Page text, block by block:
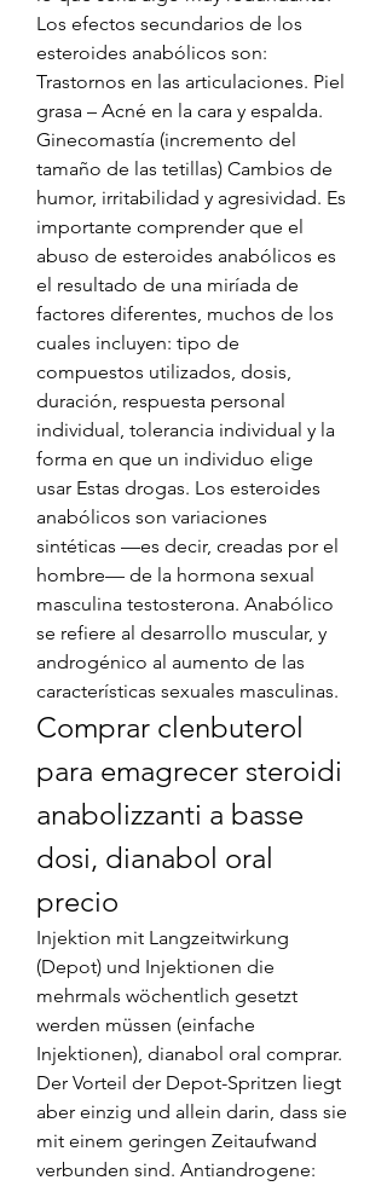
Los efectos secundarios de los
esteroides anabólicos son:
Trastornos en las articulaciones. Piel
grasa – Acné en la cara y espalda.
Ginecomastía (incremento del
tamaño de las tetillas) Cambios de
humor, irritabilidad y agresividad. Es
importante comprender que el
abuso de esteroides anabólicos es
el resultado de una miríada de
factores diferentes, muchos de los
cuales incluyen: tipo de
compuestos utilizados, dosis,
duración, respuesta personal
individual, tolerancia individual y la
forma en que un individuo elige
usar Estas drogas. Los esteroides
anabólicos son variaciones
sintéticas —es decir, creadas por el
hombre— de la hormona sexual
masculina testosterona. Anabólico
se refiere al desarrollo muscular, y
androgénico al aumento de las
características sexuales masculinas.
Comprar clenbuterol
para emagrecer steroidi
anabolizzanti a basse
dosi, dianabol oral
precio
Injektion mit Langzeitwirkung
(Depot) und Injektionen die
mehrmals wöchentlich gesetzt
werden müssen (einfache
Injektionen), dianabol oral comprar.
Der Vorteil der Depot-Spritzen liegt
aber einzig und allein darin, dass sie
mit einem geringen Zeitaufwand
verbunden sind. Antiandrogene: